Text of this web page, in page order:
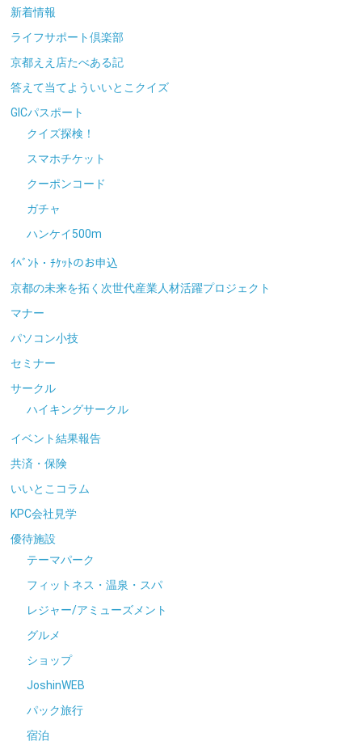
新着情報
ライフサポート倶楽部
京都ええ店たべある記
答えて当てよういいとこクイズ
GICパスポート
クイズ探検！
スマホチケット
クーポンコード
ガチャ
ハンケイ500m
ｲﾍﾞﾝﾄ・ﾁｹｯﾄのお申込
京都の未来を拓く次世代産業人材活躍プロジェクト
マナー
パソコン小技
セミナー
サークル
ハイキングサークル
イベント結果報告
共済・保険
いいとこコラム
KPC会社見学
優待施設
テーマパーク
フィットネス・温泉・スパ
レジャー/アミューズメント
グルメ
ショップ
JoshinWEB
パック旅行
宿泊